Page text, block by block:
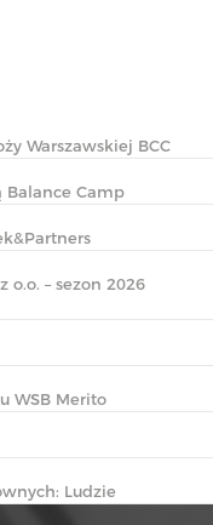
Warszawskiej BCC
Balance Camp
o.o. – sezon 2026
WSB Merito
Ludzie